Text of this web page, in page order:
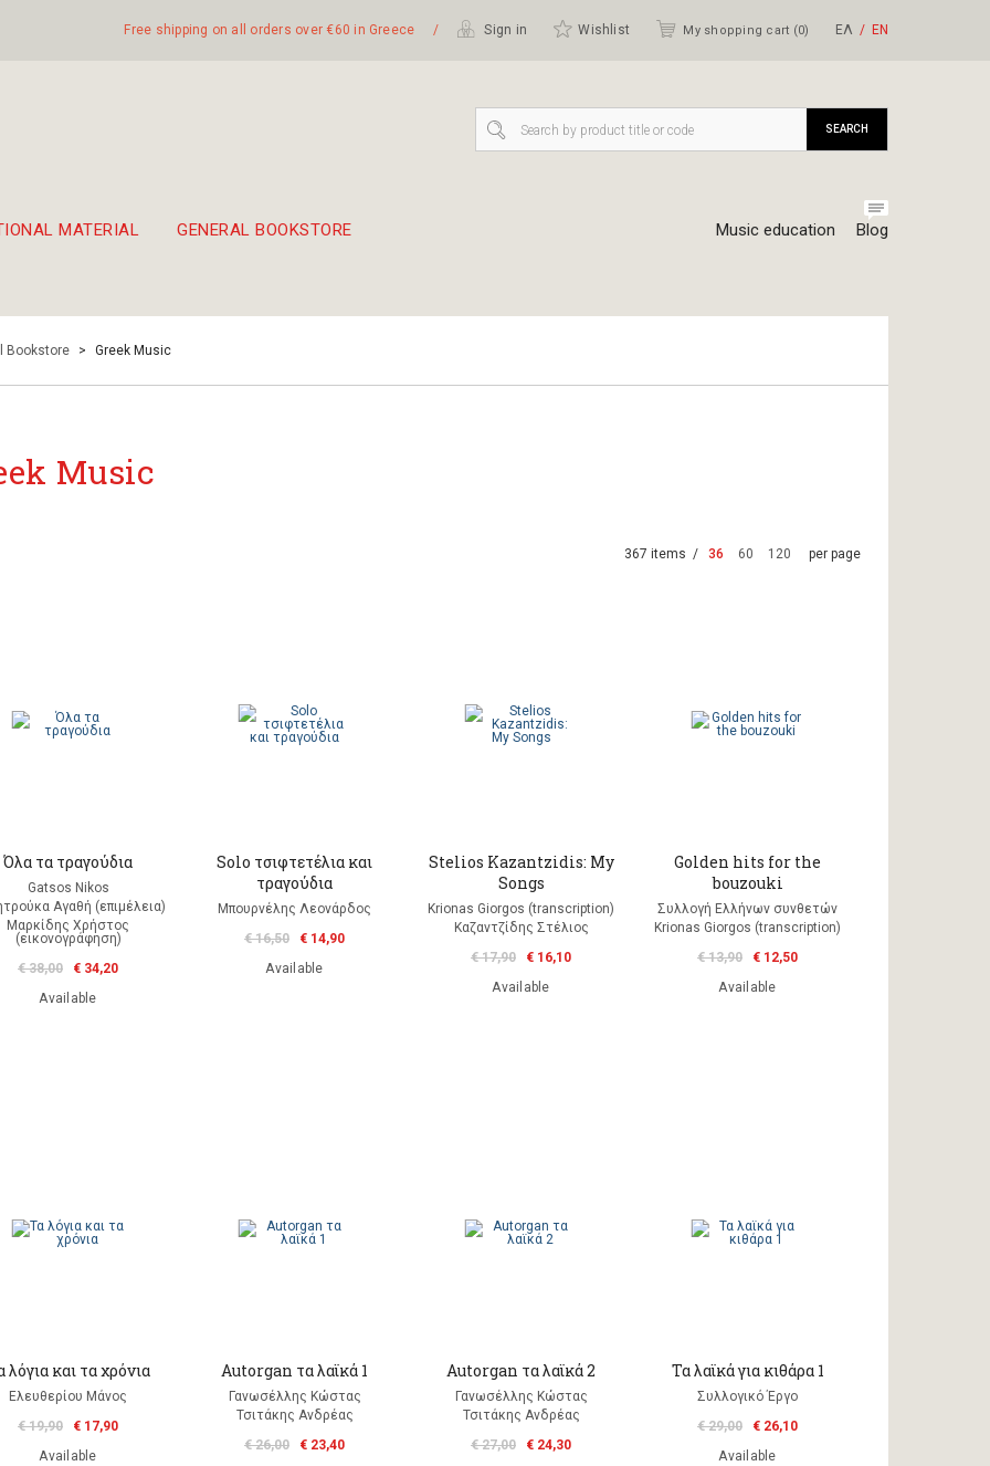
Free shipping on all orders over €60 in Greece / Sign in Wishlist My shopping cart (0) ΕΛ ΕΝ
MATERIAL GENERAL BOOKSTORE Music education Blog
SEARCH
Bookstore > Greek Music
Music
367 items / 36 60 120 per page
Όλα τα τραγούδια
Gatsos Nikos
Αγαθή (επιμέλεια)
Μαρκίδης Χρήστος
(εικονογράφηση)
€ 38,00
€ 34,20
Available
Solo τσιφτετέλια και
τραγούδια
Μπουρνέλης Λεονάρδος
€ 16,50
€ 14,90
Available
Stelios Kazantzidis: My
Songs
Krionas Giorgos (transcription)
Καζαντζίδης Στέλιος
€ 17,90
€ 16,10
Available
Golden hits for the
bouzouki
Συλλογή Ελλήνων συνθετών
Krionas Giorgos (transcription)
€ 13,90
€ 12,50
Available
λόγια και τα χρόνια
Ελευθερίου Μάνος
€ 19,90
€ 17,90
Available
Autorgan τα λαϊκά 1
Γανωσέλλης Κώστας
Τσιτάκης Ανδρέας
€ 26,00
€ 23,40
Autorgan τα λαϊκά 2
Γανωσέλλης Κώστας
Τσιτάκης Ανδρέας
€ 27,00
€ 24,30
Τα λαϊκά για κιθάρα 1
Συλλογικό Έργο
€ 29,00
€ 26,10
Available